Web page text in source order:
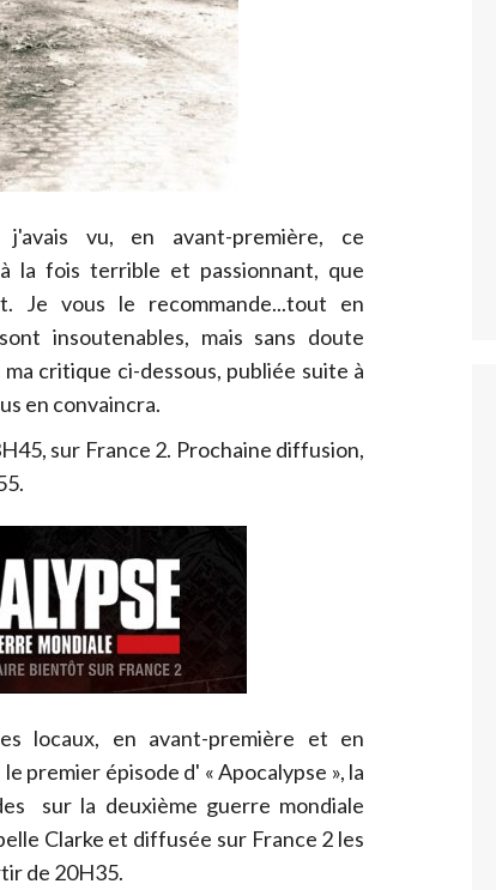
vu, en avant-première, ce
la fois terrible et passionnant, que
Je vous le recommande...tout en
insoutenables, mais sans doute
critique ci-dessous, publiée suite à
en convaincra.
sur France 2. Prochaine diffusion,
locaux, en avant-première et en
premier épisode d' « Apocalypse », la
sur la deuxième guerre mondiale
Clarke et diffusée sur France 2 les
de 20H35.